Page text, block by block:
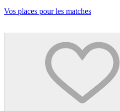
Vos places pour les matches